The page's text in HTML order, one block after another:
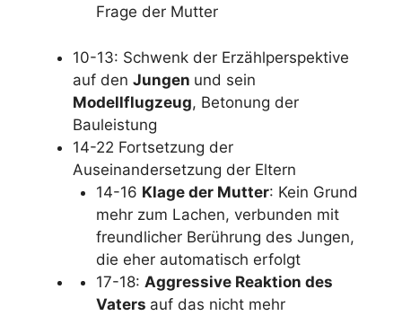
Frage der Mutter
10-13: Schwenk der Erzählperspektive
auf den Jungen und sein
Modellflugzeug, Betonung der
Bauleistung
14-22 Fortsetzung der
Auseinandersetzung der Eltern
14-16 Klage der Mutter: Kein Grund
mehr zum Lachen, verbunden mit
freundlicher Berührung des Jungen,
die eher automatisch erfolgt
17-18: Aggressive Reaktion des
Vaters auf das nicht mehr